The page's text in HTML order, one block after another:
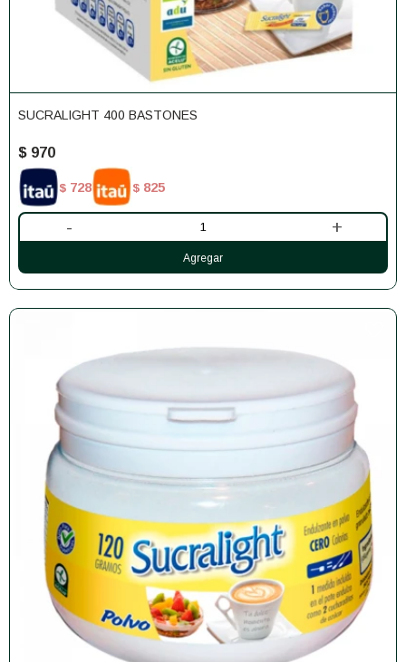
SUCRALIGHT 400 BASTONES
$ 970
$ 728 $ 825
- +